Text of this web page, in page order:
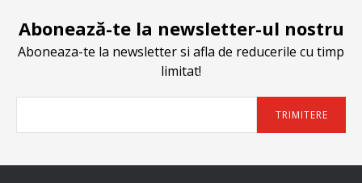
Abonează-te la newsletter-ul nostru
Aboneaza-te la newsletter si afla de reducerile cu timp
limitat!
TRIMITERE